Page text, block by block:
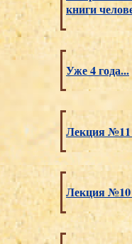
книги
Уже 4 года...
Лекция №11
Лекция №10